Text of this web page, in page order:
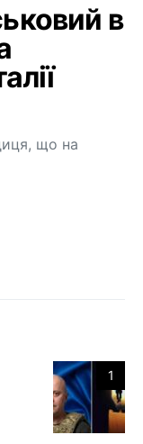
в
що на
1